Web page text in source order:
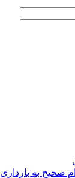
صحیح به بارداری